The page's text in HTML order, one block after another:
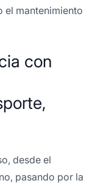
el mantenimiento
con
desde el
pasando por la